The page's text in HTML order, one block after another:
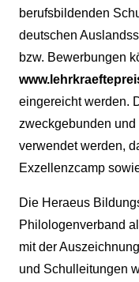
berufsbildenden
deutschen
bzw. Bewerbungen
eingereicht werden.
zweckgebunden
verwendet werden,
Exzellenzcamp
Die Heraeus
Philologenverband
mit der
und Schulleitungen